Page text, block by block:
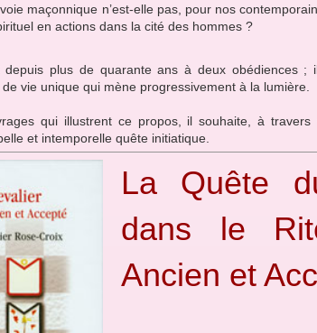
maçonnique n’est-elle pas, pour nos
en actions dans la cité des hommes ?
depuis plus de quarante ans à deux obédiences
vie unique qui mène progressivement à la lumière.
qui illustrent ce propos, il souhaite, à
et intemporelle quête initiatique.
La Quête
dans le
Ancien et